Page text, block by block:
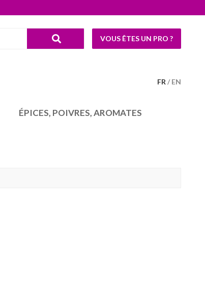
FR EN
VOUS ÊTES UN PRO ?
ÉPICES, POIVRES, AROMATES